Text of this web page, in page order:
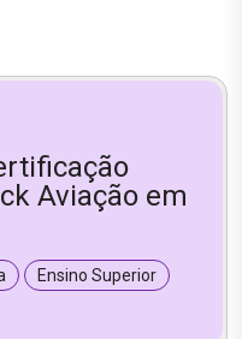
Aviação em
Ensino Superior